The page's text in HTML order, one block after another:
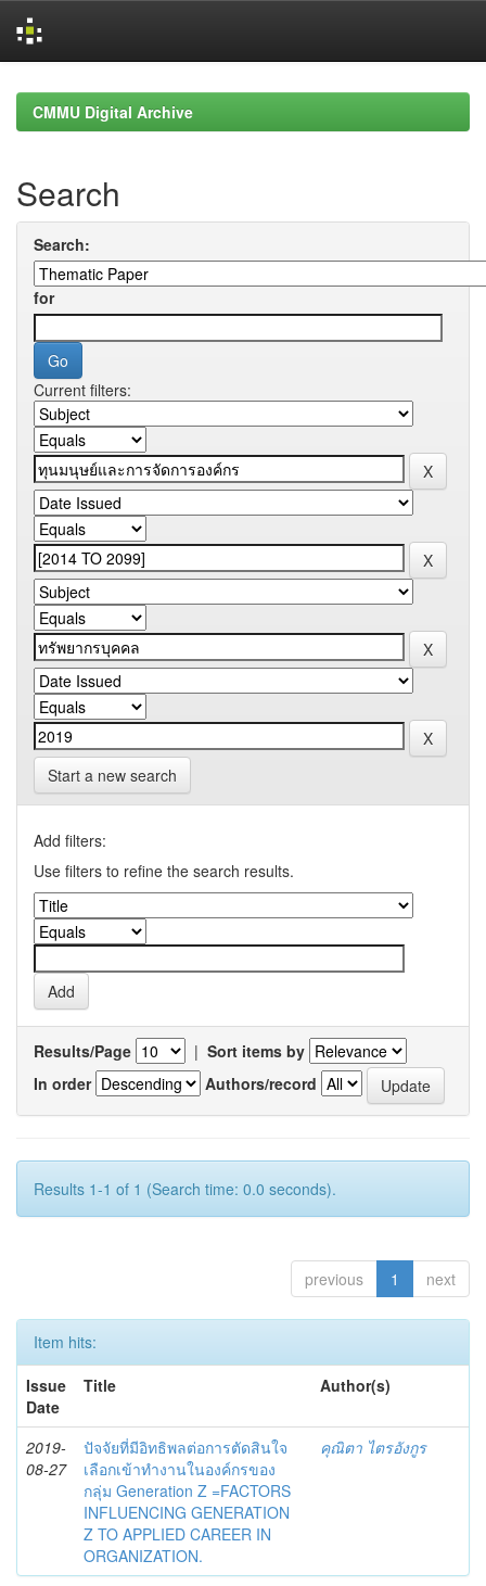
navigationCMMU Digital Archive
Search
Search:
for
Current filters:
Start a new search
Add filters:
Use filters to refine the search results.
Results/Page | Sort items by
In order
Authors/record
Results 1-1 of 1 (Search time: 0.0 seconds).
previous 1 next
Item hits:
Issue
Date
Title Author(s)
2019-
08-27
ปัจจัยที่มีอิทธิพลต่อการตัดสินใจ
เลือกเข้าทำงานในองค์กรของ
กลุ่ม Generation Z =FACTORS
INFLUENCING GENERATION
Z TO APPLIED CAREER IN
ORGANIZATION.
คุณิตา ไตรอังกูร